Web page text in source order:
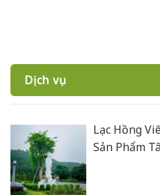
Dịch vụ
Lạc Hồng
Sản Phẩm